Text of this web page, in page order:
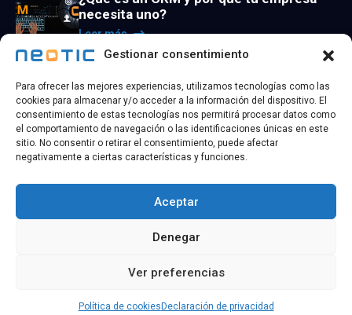
Gestionar consentimiento
Para ofrecer las mejores experiencias, utilizamos tecnologías como las
cookies para almacenar y/o acceder a la información del dispositivo. El
consentimiento de estas tecnologías nos permitirá procesar datos como
el comportamiento de navegación o las identificaciones únicas en este
sitio. No consentir o retirar el consentimiento, puede afectar
negativamente a ciertas características y funciones.
Aceptar
Denegar
Ver preferencias
Política de cookies Declaración de privacidad
necesita uno?
Leer más
artificial
Leer más
@ 2026 CopyrightNEOTIC TECHNOLOGY| Todos los
Política de
Aviso